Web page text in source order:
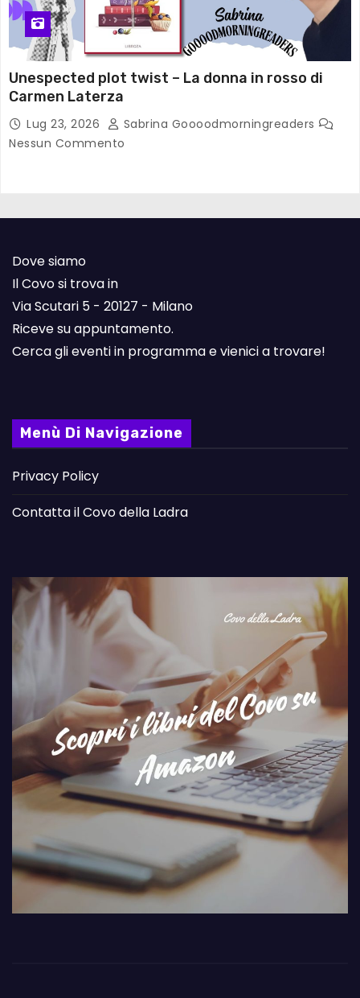
Unespected plot twist – La donna in rosso di
Carmen Laterza
Lug 23, 2026
Sabrina Goooodmorningreaders
Nessun Commento
Dove siamo
Il Covo si trova in
Via Scutari 5 - 20127 - Milano
Riceve su appuntamento.
Cerca gli eventi in programma e vienici a trovare!
Menù Di Navigazione
Privacy Policy
Contatta il Covo della Ladra